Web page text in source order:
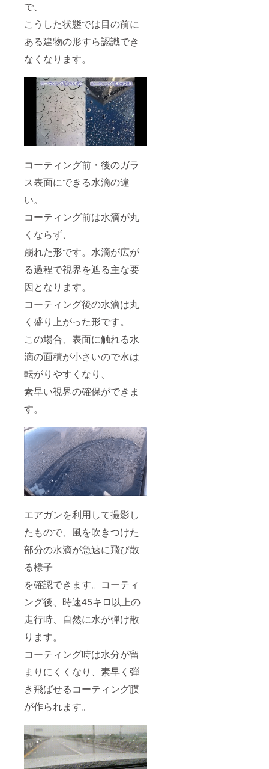
で、
こうした状態では目の前に
ある建物の形すら認識でき
なくなります。
コーティング前・後のガラ
ス表面にできる水滴の違
い。
コーティング前は水滴が丸
くならず、
崩れた形です。水滴が広が
る過程で視界を遮る主な要
因となります。
コーティング後の水滴は丸
く盛り上がった形です。
この場合、表面に触れる水
滴の面積が小さいので水は
転がりやすくなり、
素早い視界の確保ができま
す。
エアガンを利用して撮影し
たもので、風を吹きつけた
部分の水滴が急速に飛び散
る様子
を確認できます。コーティ
ング後、時速45キロ以上の
走行時、自然に水が弾け散
ります。
コーティング時は水分が留
まりにくくなり、素早く弾
き飛ばせるコーティング膜
が作られます。